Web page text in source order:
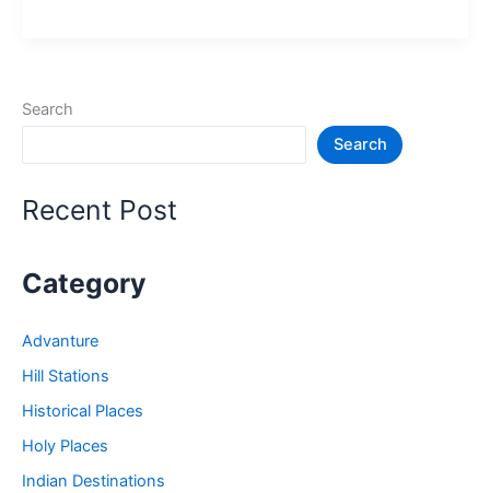
जगह
Places
Search
Search
Recent Post
Category
Advanture
Hill Stations
Historical Places
Holy Places
Indian Destinations